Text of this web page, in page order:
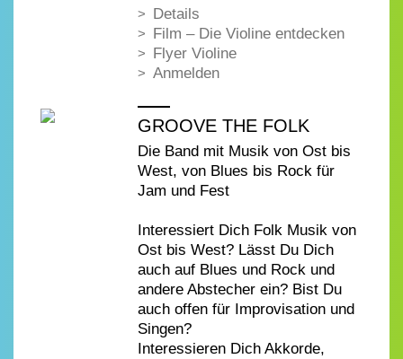
Details
Film – Die Violine entdecken
Flyer Violine
Anmelden
GROOVE THE FOLK
Die Band mit Musik von Ost bis
West, von Blues bis Rock für
Jam und Fest
Interessiert Dich Folk Musik von
Ost bis West? Lässt Du Dich
auch auf Blues und Rock und
andere Abstecher ein? Bist Du
auch offen für Improvisation und
Singen?
Interessieren Dich Akkorde,